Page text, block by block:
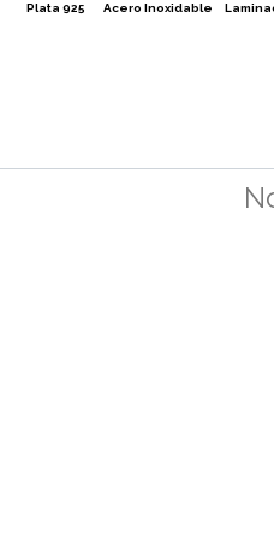
Plata 925 Acero Inoxidable